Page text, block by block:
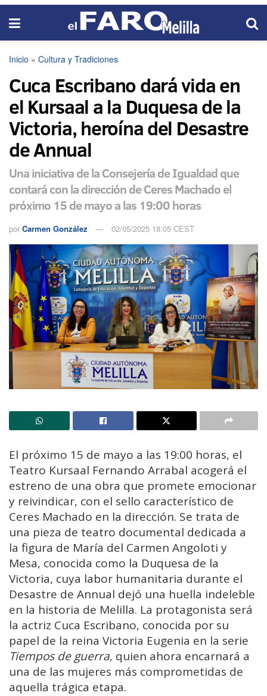
Inicio » Cultura y Tradiciones
Cuca Escribano dará vida en
el Kursaal a la Duquesa de la
Victoria, heroína del Desastre
de Annual
Una iniciativa de la Consejería de Igualdad que
contará con la dirección de Ceres Machado el
próximo 15 de mayo a las 19:00 horas
por Carmen González 02/05/2025 18:05 CEST
El próximo 15 de mayo a las 19:00 horas, el
Teatro Kursaal Fernando Arrabal acogerá el
estreno de una obra que promete emocionar
y reivindicar, con el sello característico de
Ceres Machado en la dirección. Se trata de
una pieza de teatro documental dedicada a
la figura de María del Carmen Angoloti y
Mesa, conocida como la Duquesa de la
Victoria, cuya labor humanitaria durante el
Desastre de Annual dejó una huella indeleble
en la historia de Melilla. La protagonista será
la actriz Cuca Escribano, conocida por su
papel de la reina Victoria Eugenia en la serie
Tiempos de guerra, quien ahora encarnará a
una de las mujeres más comprometidas de
aquella trágica etapa.